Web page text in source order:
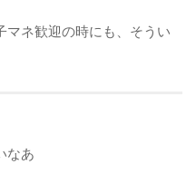
マネ歓迎の時にも、そうい
なあ